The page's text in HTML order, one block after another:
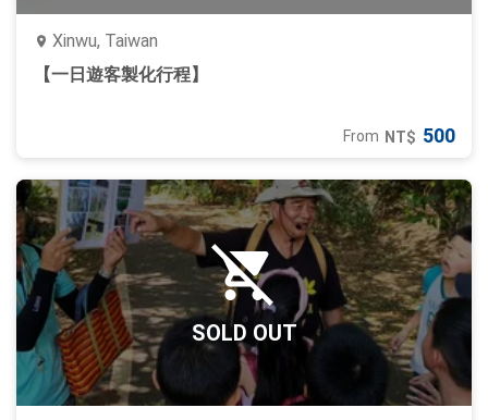
Xinwu, Taiwan
【一日遊客製化行程】
From NT$ 500
SOLD OUT